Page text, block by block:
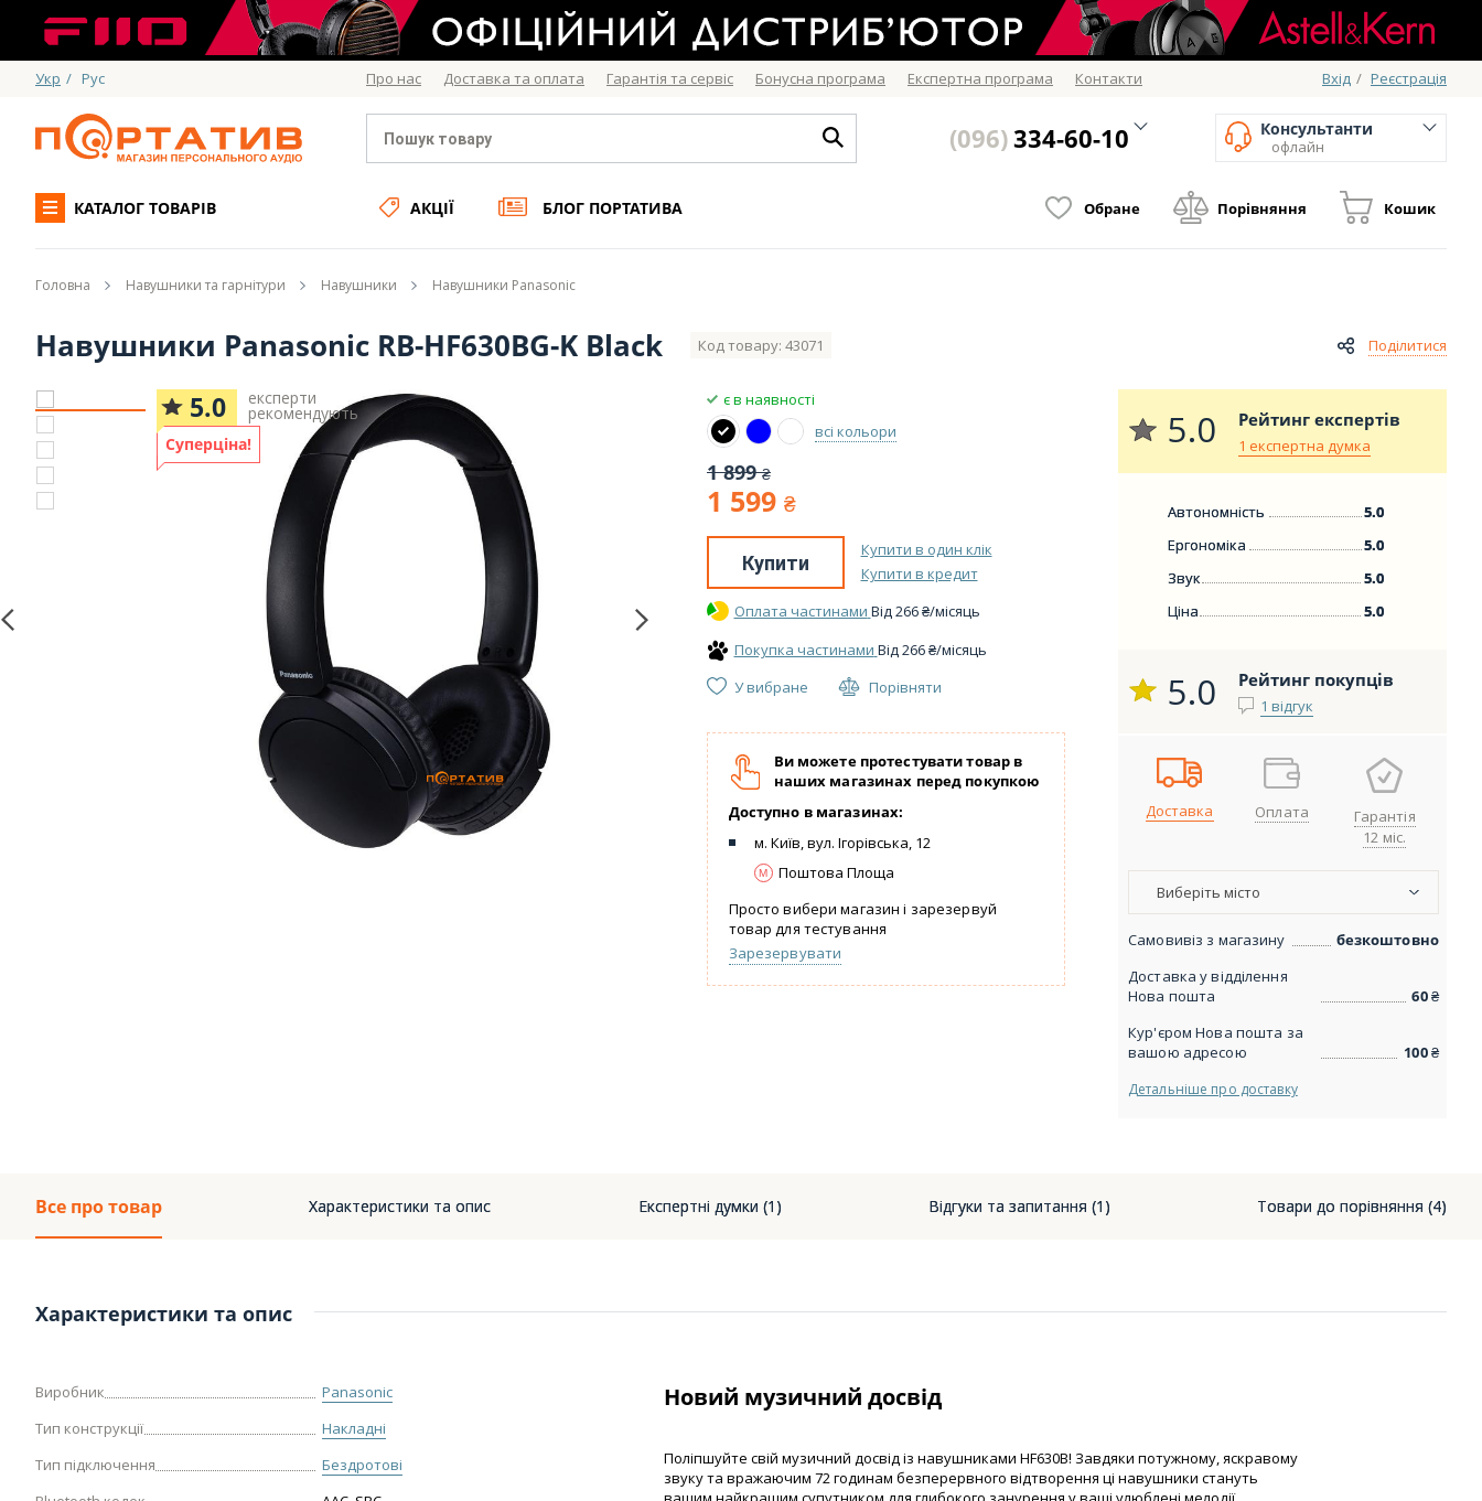
Укр / Рус Про нас Доставка та оплата Гарантія та сервіс Бонусна програма Експертна програма Контакти Вхід / Реєстрація
(096)334-60-10 Консультанти
офлайн
КАТАЛОГ ТОВАРІВ АКЦІЇ БЛОГ ПОРТАТИВА Обране Порівняння Кошик
Головна Навушники та гарнітури Навушники Навушники Panasonic
Навушники Panasonic RB-HF630BG-K Black Код товару: 43071 Поділитися
5.0 експерти
рекомендують
Суперціна!
є в наявності
всі кольори
1 899 ₴
1 599 ₴
Купити
Купити в один клік
Купити в кредит
Оплата частинами Вiд266₴/місяць
Покупка частинами Вiд266₴/місяць
У вибране
Порівняти
Ви можете протестувати товар в
наших магазинах перед покупкою
Доступно в магазинах:
м. Київ, вул. Ігорівська, 12
Поштова Площа
Просто вибери магазин і зарезервуй
товар для тестування
Зарезервувати
5.0 Рейтинг експертів
1 експертна думка
Автономність
5.0
Ергономіка
5.0
Звук
5.0
Ціна
5.0
5.0 Рейтинг покупців
1 відгук
Доставка Оплата
Гарантія
12 міс.
Виберіть місто
Самовивіз з магазину
безкоштовно
Доставка у відділення
Нова пошта
60₴
Кур'єром Нова пошта за
вашою адресою
100₴
Детальніше про доставку
Все про товар Характеристики та опис Експертні думки (1) Відгуки та запитання (1) Товари до порівняння (4)
Характеристики та опис
Виробник
Panasonic
Тип конструкції
Накладні
Тип підключення
Бездротові
Новий музичний досвід
Поліпшуйте свій музичний досвід із навушниками HF630B! Завдяки потужному, яскравому
звуку та вражаючим 72 годинам безперервного відтворення ці навушники стануть